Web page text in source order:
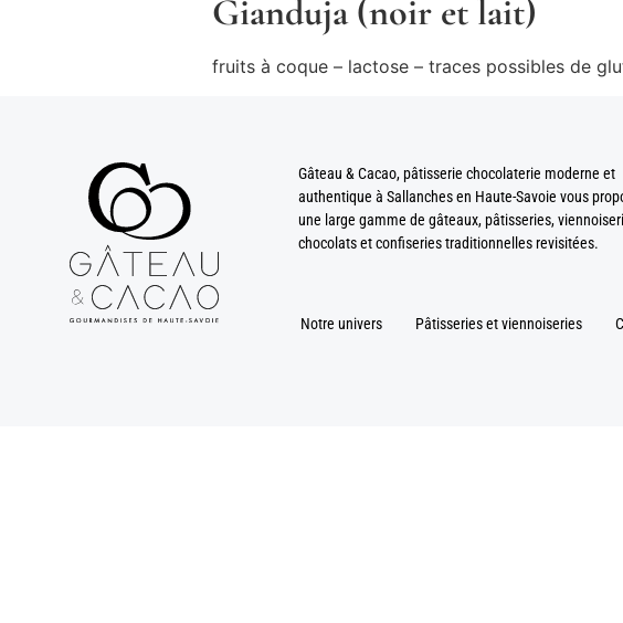
Gianduja (noir et lait)
fruits à coque – lactose – traces possibles de
Gâteau & Cacao, pâtisserie chocolaterie moderne et
authentique à Sallanches en Haute-Savoie vous
une large gamme de gâteaux, pâtisseries,
chocolats et confiseries traditionnelles revisitées.
Notre univers Pâtisseries et viennoiseries